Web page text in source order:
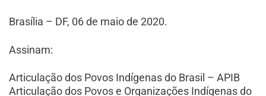
Brasília – DF, 06 de maio de 2020.
Assinam:
Articulação dos Povos Indígenas do Brasil – APIB
Articulação dos Povos e Organizações Indígenas do